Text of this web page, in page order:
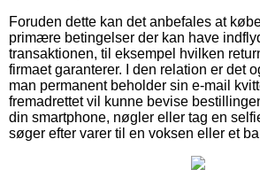
Foruden dette kan det anbefales at
primære betingelser der kan have
transaktionen, til eksempel hvilken
firmaet garanterer. I den relation er det
man permanent beholder sin e-mail
fremadrettet vil kunne bevise
din smartphone, nøgler eller tag en
søger efter varer til en voksen eller et